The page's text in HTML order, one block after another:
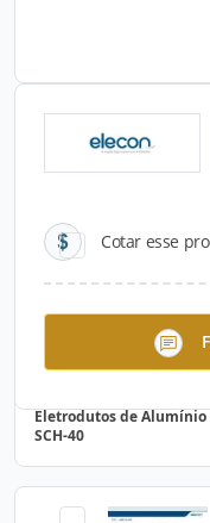
Cotar esse
Eletrodutos de Alumínio
SCH-40